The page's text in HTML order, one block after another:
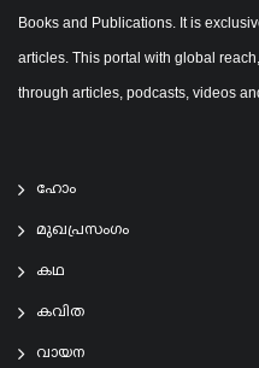
Books and Publications. It is
articles. This portal with global
through articles, podcasts, videos
ഹോം
മുഖപ്രസംഗം
കഥ
കവിത
വായന